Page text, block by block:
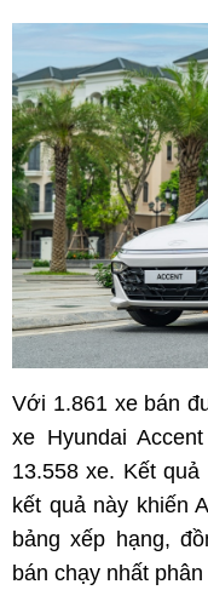
Với 1.861 xe bán
xe Hyundai
13.558 xe. Kết
kết quả này khiến
bảng xếp hạng,
bán chạy nhất